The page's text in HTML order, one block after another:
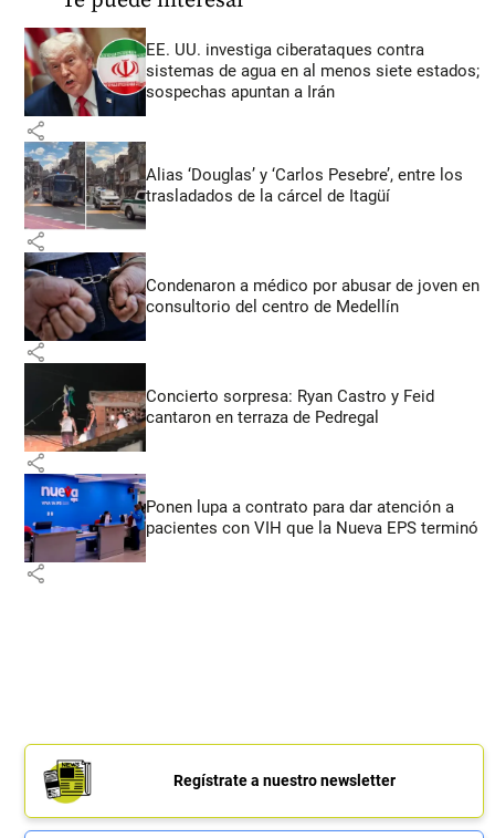
EE. UU. investiga ciberataques contra
sistemas de agua en al menos siete estados;
sospechas apuntan a Irán
share
Alias ‘Douglas’ y ‘Carlos Pesebre’, entre los
trasladados de la cárcel de Itagüí
share
Condenaron a médico por abusar de joven en
consultorio del centro de Medellín
share
Concierto sorpresa: Ryan Castro y Feid
cantaron en terraza de Pedregal
share
Ponen lupa a contrato para dar atención a
pacientes con VIH que la Nueva EPS terminó
share
Regístrate a nuestro newsletter